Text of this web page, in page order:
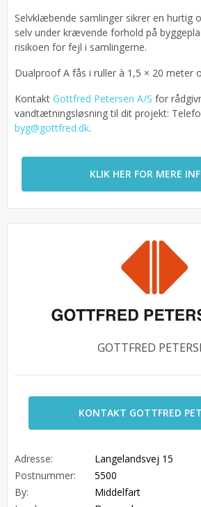
Selvklæbende samlinger sikrer en hurtig
selv under krævende forhold på
risikoen for fejl i samlingerne.
Dualproof A fås i ruller à 1,5 × 20 meter
Kontakt Gottfred Petersen A/S for
vandtætningsløsning til dit projekt:
byg@gottfred.dk.
KLIK HER FOR MERE
GOTTFRED
KONTAKT GOTTFRED
Adresse:
Langelandsvej 15
Postnummer:
5500
By:
Middelfart